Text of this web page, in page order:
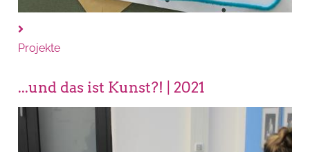
Projekte
...und das ist Kunst?! | 2021